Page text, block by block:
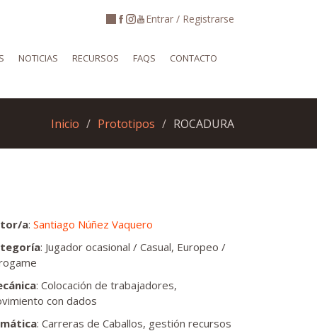
Entrar / Registrarse
NOTICIAS RECURSOS FAQS CONTACTO
Inicio Prototipos ROCADURA
a: Santiago Núñez Vaquero
: Jugador ocasional / Casual, Europeo /
: Colocación de trabajadores,
con dados
: Carreras de Caballos, gestión recursos